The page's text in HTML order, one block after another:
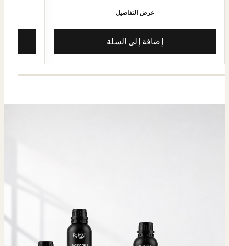
عرض التفاصيل
إضافة إلى السلة